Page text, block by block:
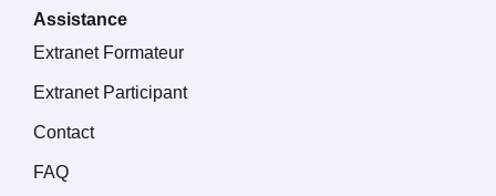
Assistance
Extranet Formateur
Extranet Participant
Contact
FAQ